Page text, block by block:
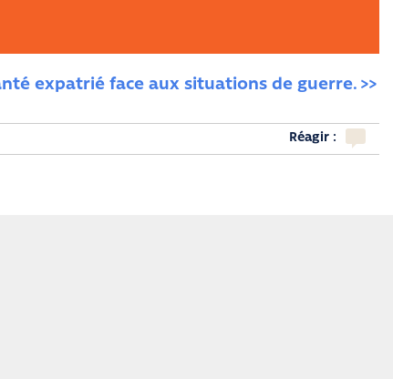
expatrié face aux situations de guerre.
Réagir :